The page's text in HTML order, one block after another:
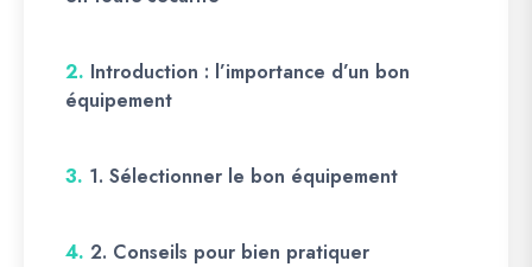
2. Introduction : l’importance d’un bon
équipement
3. 1. Sélectionner le bon équipement
4. 2. Conseils pour bien pratiquer